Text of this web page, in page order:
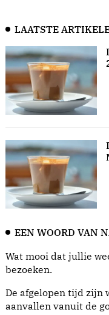
LAATSTE
EEN WOORD VAN
Wat mooi dat jullie
bezoeken.
De afgelopen tijd zijn
aanvallen vanuit de